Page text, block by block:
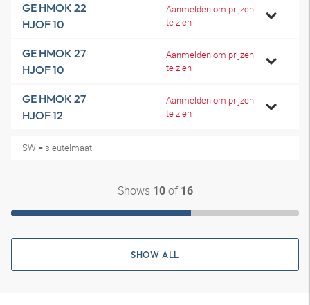
GE HMOK 22
HJOF 10
Aanmelden om prijzen
te zien
GE HMOK 27
HJOF 10
Aanmelden om prijzen
te zien
GE HMOK 27
HJOF 12
Aanmelden om prijzen
te zien
SW = sleutelmaat
Shows 10of 16
SHOW ALL